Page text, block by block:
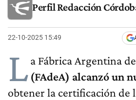
Perfil Redacción
22-10-2025 15:49
La Fábrica Argentina
(FAdeA) alcanzó un
obtener la certificación de